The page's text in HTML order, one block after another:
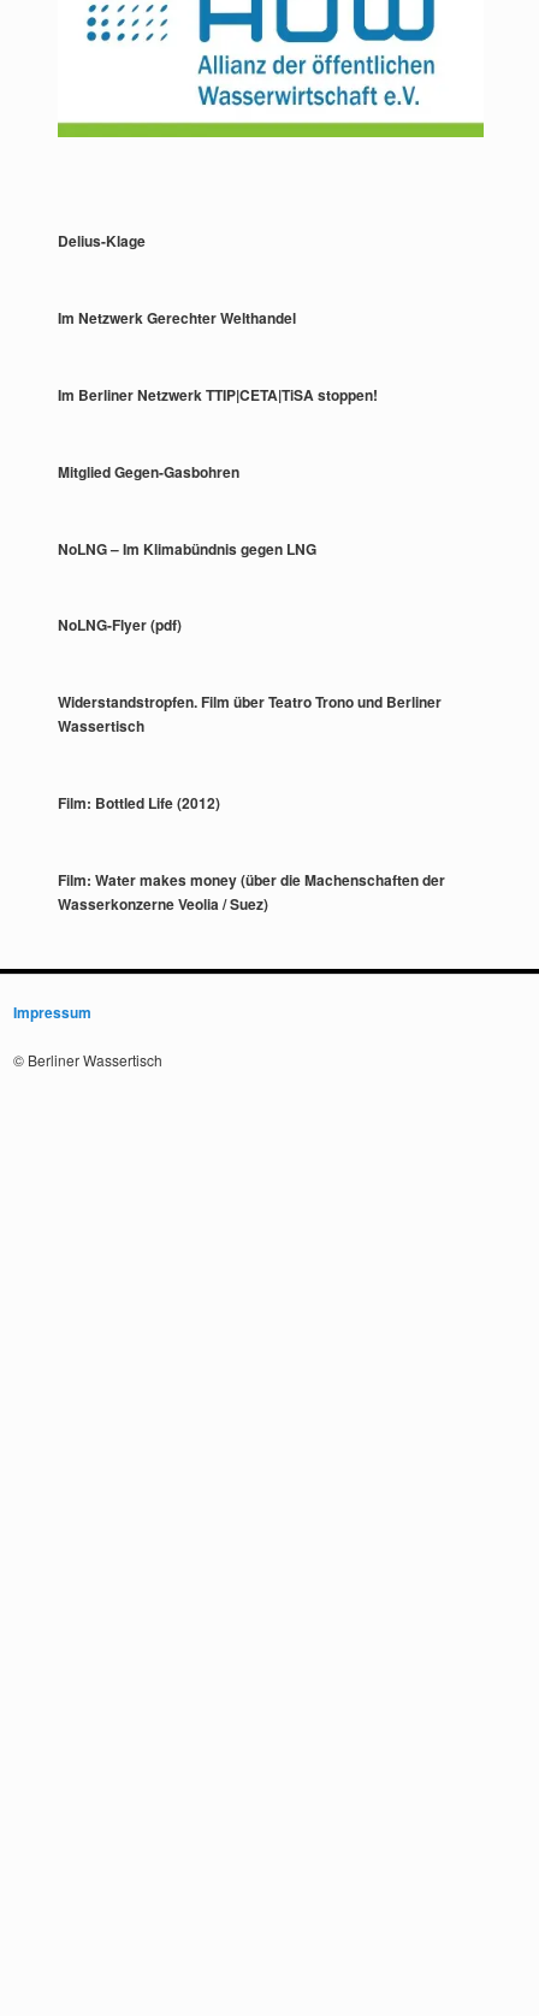
Delius-Klage
Im Netzwerk Gerechter Welthandel
Im Berliner Netzwerk TTIP|CETA|TiSA stoppen!
Mitglied Gegen-Gasbohren
NoLNG – Im Klimabündnis gegen LNG
NoLNG-Flyer (pdf)
Widerstandstropfen. Film über Teatro Trono und Berliner
Wassertisch
Film: Bottled Life (2012)
Film: Water makes money (über die Machenschaften der
Wasserkonzerne Veolia / Suez)
Impressum
© Berliner Wassertisch